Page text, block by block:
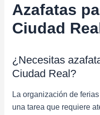
Azafatas
Ciudad
¿Necesitas
Ciudad Real?
La organización de
una tarea que requiere